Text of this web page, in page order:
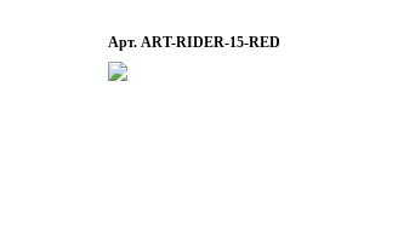
Арт. ART-RIDER-15-RED